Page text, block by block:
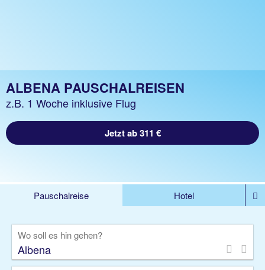
ALBENA PAUSCHALREISEN
z.B. 1 Woche inklusive Flug
Jetzt ab 311 €
Pauschalreise
Hotel
Kreuzfahrten
Rundreisen
Privattransfer
Zusatzleistungen
Wo soll es hin gehen?